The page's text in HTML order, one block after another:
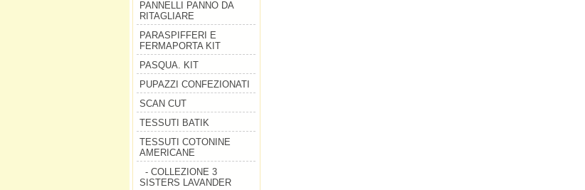
PANNELLI PANNO DA
RITAGLIARE
PARASPIFFERI E
FERMAPORTA KIT
PASQUA. KIT
PUPAZZI CONFEZIONATI
SCAN CUT
TESSUTI BATIK
TESSUTI COTONINE
AMERICANE
- COLLEZIONE 3
SISTERS LAVANDER